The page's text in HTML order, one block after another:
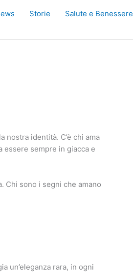
Storie Salute e Benessere
identità. C’è chi ama
essere sempre in giacca e
Chi sono i segni che amano
un’eleganza rara, in ogni